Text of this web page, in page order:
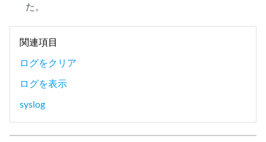
た。
関連項目
ログをクリア
ログを表示
syslog